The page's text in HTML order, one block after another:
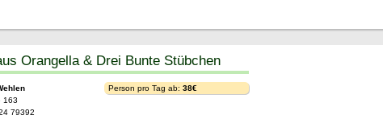
Orangella & Drei Bunte Stübchen
163
79392
Person pro Tag ab: 38€